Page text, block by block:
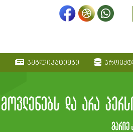
პუბლიკაციები